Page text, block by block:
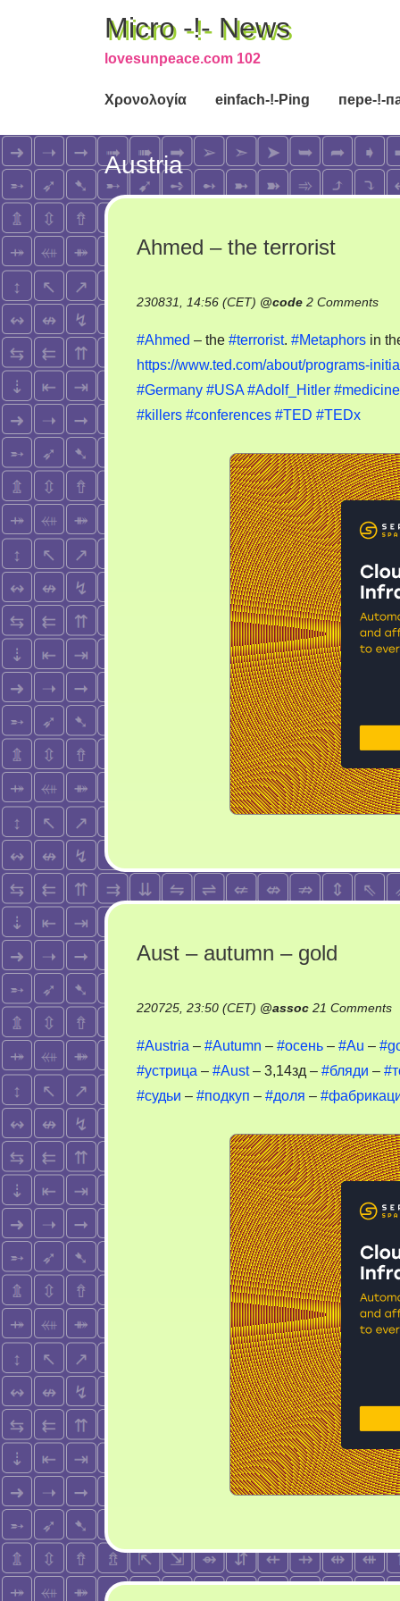
Micro -!- News
lovesunpeace.com 102
Χρονολογία einfach-!-Ping пере-!-
Austria
Ahmed – the terrorist
230831, 14:56 (CET) @code 2 Commentson
–
the
#Ahmed – the #terrorist. #Metaphors in
https://www.ted.com/about/programs-
#Germany #USA #Adolf_Hitler #medicine
#killers #conferences #TED #TEDx
Aust – autumn – gold
220725, 23:50 (CET) @assoc 21 Commentson
–
–
#Austria – #Autumn – #осень – #Au –
#устрица – #Aust– 3,14зд – #бляди –
#судьи – #подкуп – #доля –